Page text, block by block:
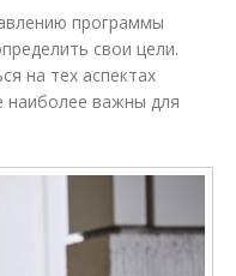
программы
свои цели.
на тех аспектах
наиболее важны для